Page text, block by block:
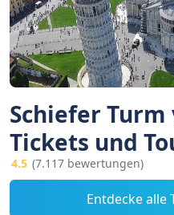
Schiefer Turm
Tickets und
4.5 (7.117 bewertungen)
Entdecke alle